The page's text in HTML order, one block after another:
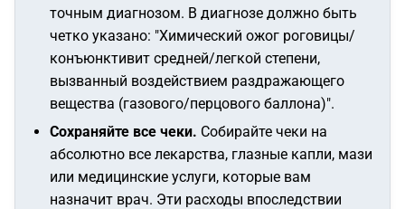
точным диагнозом. В диагнозе должно быть
четко указано: "Химический ожог роговицы/
конъюнктивит средней/легкой степени,
вызванный воздействием раздражающего
вещества (газового/перцового баллона)".
Сохраняйте все чеки. Собирайте чеки на
абсолютно все лекарства, глазные капли, мази
или медицинские услуги, которые вам
назначит врач. Эти расходы впоследствии